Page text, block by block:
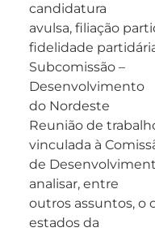
candidatura
avulsa, filiação
fidelidade
Subcomissão –
Desenvolvimento
do Nordeste
Reunião de
vinculada à
de
analisar, entre
outros assuntos, o
estados da